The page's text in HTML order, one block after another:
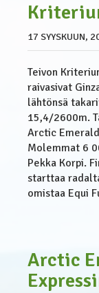
17 SYYSKUUN,
Teivon
raivasivat
lähtönsä
15,4/2600m.
Arctic
Molemmat 6
Pekka Korpi.
starttaa
omistaa Equi
Arctic